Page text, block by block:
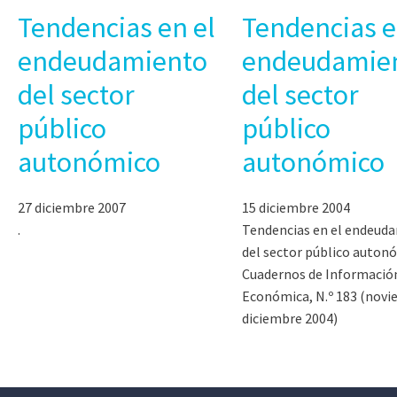
Tendencias en el
endeudamiento
del sector
público
autonómico
27 diciembre 2007
.
Tendencias
del sector
público
autonómico
15 diciembre 2004
Tendencias en el
del sector público
Cuadernos de
Económica, N.º 183
diciembre 2004)